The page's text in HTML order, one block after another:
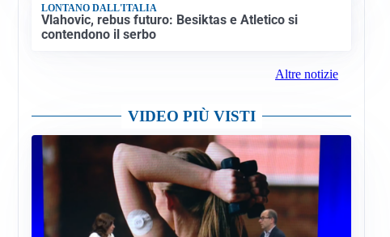
LONTANO DALL'ITALIA
Vlahovic, rebus futuro: Besiktas e Atletico si
contendono il serbo
Altre notizie
VIDEO PIÙ VISTI